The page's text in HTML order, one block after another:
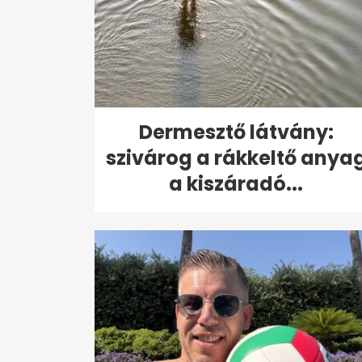
Dermesztő látvány:
szivárog a rákkeltő
a kiszáradó...